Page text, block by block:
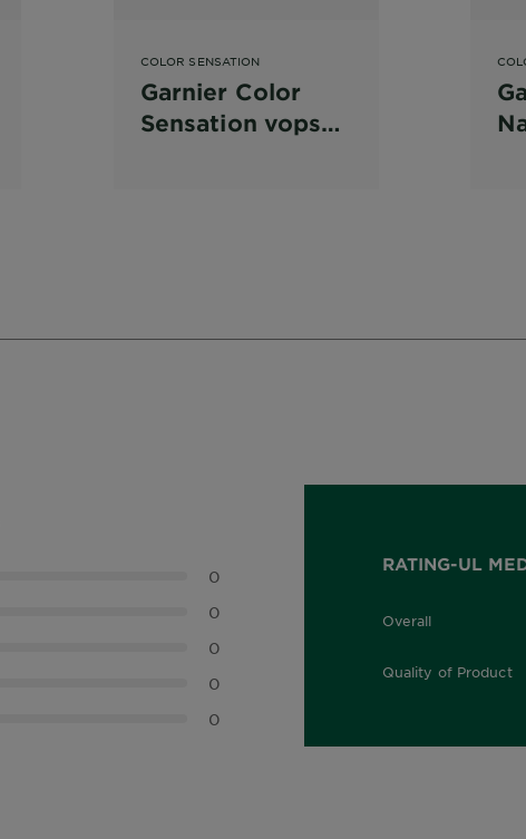
COLOR SENSATION
Garnier Color
Sensation vopsea
0
0
0
0
0
RATING-UL
Overall
0,0 out of 5 stars
Quality of Product
0,0 out of 5 stars